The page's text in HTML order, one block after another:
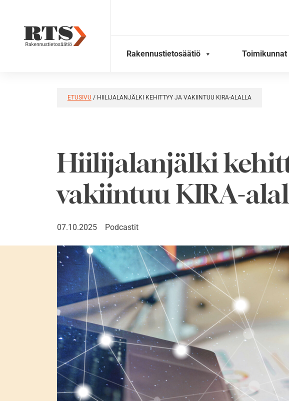
content
Rakennustietosäätiö Toimikunnat
ETUSIVU / HIILIJALANJÄLKI KEHITTYY JA VAKIINTUU KIRA-ALALLA
Hiilijalanjälki
vakiintuu KIRA-
07.10.2025 Podcastit